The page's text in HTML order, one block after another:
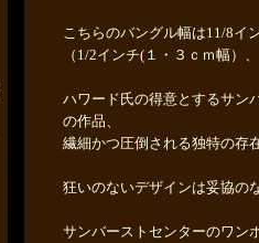
こちらのバングル幅は11/8イ
（1/2インチ(１・３ｃｍ幅）
ハワード氏の得意とするサン
の作品、
繊細かつ圧倒される独特の存
狂いのないデザインは妥協の
サンバーストセンターのワン